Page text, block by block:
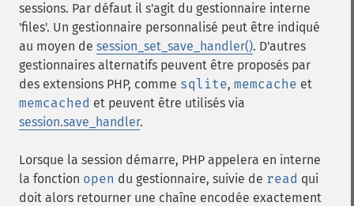
sessions. Par défaut il s'agit du gestionnaire interne
'files'. Un gestionnaire personnalisé peut être indiqué
au moyen de session_set_save_handler(). D'autres
gestionnaires alternatifs peuvent être proposés par
des extensions PHP, comme sqlite, memcache et
memcached et peuvent être utilisés via
session.save_handler.
Lorsque la session démarre, PHP appelera en interne
la fonction open du gestionnaire, suivie de read qui
doit alors retourner une chaîne encodée exactement